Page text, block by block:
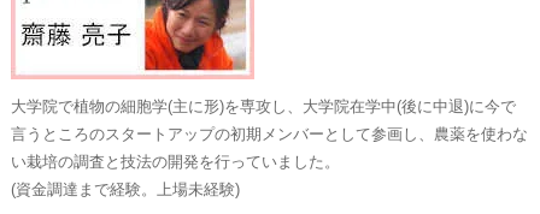
大学院で植物の細胞学(主に形)を専攻し、大学院在学中(後に中退)に今で
言うところのスタートアップの初期メンバーとして参画し、農薬を使わな
い栽培の調査と技法の開発を行っていました。
(資金調達まで経験。上場未経験)